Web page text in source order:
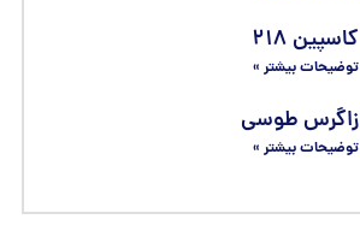
کاسپین ۲۱۸
توضیحات بیشتر »
زاگرس طوسی
توضیحات بیشتر »